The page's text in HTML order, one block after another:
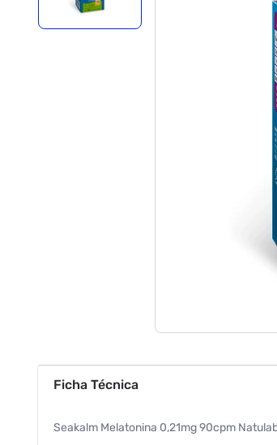
Ficha Técnica
Seakalm Melatonina 0,21mg 90cpm